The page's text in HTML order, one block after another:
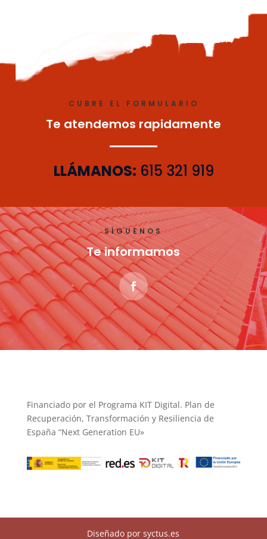
CUBRE EL FORMULARIO
Te atendemos rapidamente
LLÁMANOS: 615 321 919
SÍGUENOS
Te informamos
Financiado por el Programa KIT Digital. Plan de
Recuperación, Transformación y Resiliencia de
España “Next Generation EU»
Diseñado por syctus.es